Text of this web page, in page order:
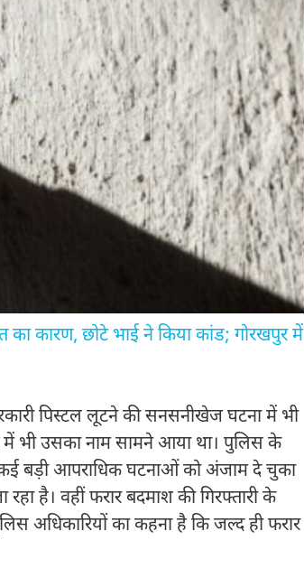
कारण, छोटे भाई ने किया कांड; गोरखपुर में
पिस्टल लूटने की सनसनीखेज घटना में भी
में भी उसका नाम सामने आया था। पुलिस के
बड़ी आपराधिक घटनाओं को अंजाम दे चुका
है। वहीं फरार बदमाश की गिरफ्तारी के
अधिकारियों का कहना है कि जल्द ही फरार